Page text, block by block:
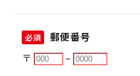
必須
郵便番号
〒
–